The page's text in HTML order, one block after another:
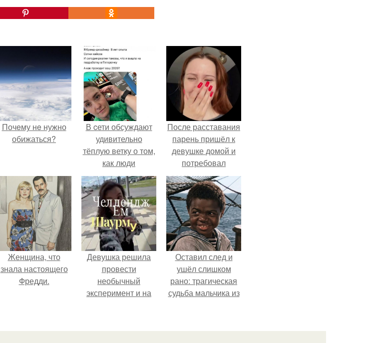
Почeму нe нужно
обижаться?
В cети обсуждают
удивительно
тёплую ветку о том,
как люди
адаптируются к
новым реалиям.
После расставания
парень пришёл к
девушке домой и
потребовал
вернуть всё, что
когда-либо ей
дарил.
Женщина, что
знала настоящего
Фредди.
Девушка решила
провести
необычный
эксперимент и на
одной шаурмой.
Оставил след и
ушёл слишком
рано: трагическая
судьба мальчика из